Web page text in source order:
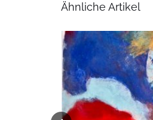
Ähnliche Artikel